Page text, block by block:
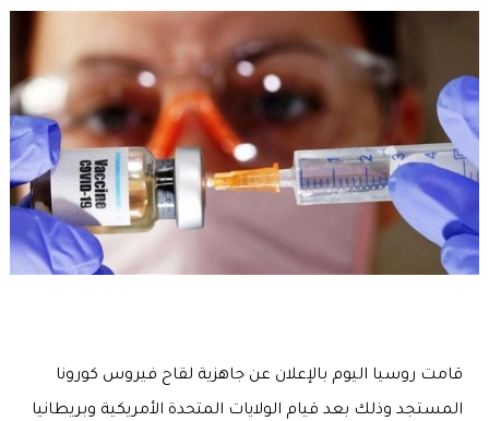
قامت روسيا اليوم بالإعلان عن جاهزية لقاح فيروس كورونا
المستجد وذلك بعد قيام الولايات المتحدة الأمريكية وبريطانيا